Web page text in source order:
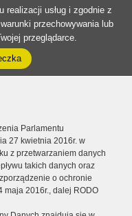
realizacji usług i zgodnie z
przechowywania lub
przeglądarce.
Parlamentu
27 kwietnia 2016r. w
z przetwarzaniem danych
takich danych oraz
o ochronie
maja 2016r., dalej RODO